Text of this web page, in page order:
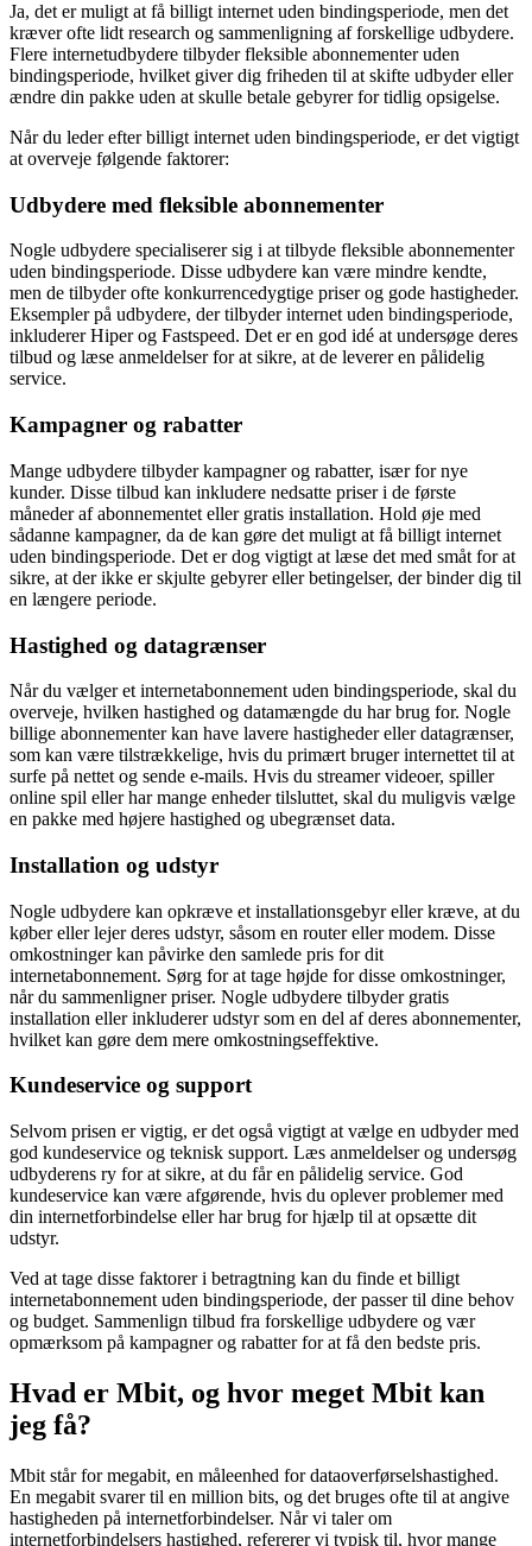
Ja, det er muligt at få billigt internet uden bindingsperiode, men det
kræver ofte lidt research og sammenligning af forskellige udbydere.
Flere internetudbydere tilbyder fleksible abonnementer uden
bindingsperiode, hvilket giver dig friheden til at skifte udbyder eller
ændre din pakke uden at skulle betale gebyrer for tidlig opsigelse.
Når du leder efter billigt internet uden bindingsperiode, er det vigtigt
at overveje følgende faktorer:
Udbydere med fleksible abonnementer
Nogle udbydere specialiserer sig i at tilbyde fleksible abonnementer
uden bindingsperiode. Disse udbydere kan være mindre kendte,
men de tilbyder ofte konkurrencedygtige priser og gode hastigheder.
Eksempler på udbydere, der tilbyder internet uden bindingsperiode,
inkluderer Hiper og Fastspeed. Det er en god idé at undersøge deres
tilbud og læse anmeldelser for at sikre, at de leverer en pålidelig
service.
Kampagner og rabatter
Mange udbydere tilbyder kampagner og rabatter, især for nye
kunder. Disse tilbud kan inkludere nedsatte priser i de første
måneder af abonnementet eller gratis installation. Hold øje med
sådanne kampagner, da de kan gøre det muligt at få billigt internet
uden bindingsperiode. Det er dog vigtigt at læse det med småt for at
sikre, at der ikke er skjulte gebyrer eller betingelser, der binder dig til
en længere periode.
Hastighed og datagrænser
Når du vælger et internetabonnement uden bindingsperiode, skal du
overveje, hvilken hastighed og datamængde du har brug for. Nogle
billige abonnementer kan have lavere hastigheder eller datagrænser,
som kan være tilstrækkelige, hvis du primært bruger internettet til at
surfe på nettet og sende e-mails. Hvis du streamer videoer, spiller
online spil eller har mange enheder tilsluttet, skal du muligvis vælge
en pakke med højere hastighed og ubegrænset data.
Installation og udstyr
Nogle udbydere kan opkræve et installationsgebyr eller kræve, at du
køber eller lejer deres udstyr, såsom en router eller modem. Disse
omkostninger kan påvirke den samlede pris for dit
internetabonnement. Sørg for at tage højde for disse omkostninger,
når du sammenligner priser. Nogle udbydere tilbyder gratis
installation eller inkluderer udstyr som en del af deres abonnementer,
hvilket kan gøre dem mere omkostningseffektive.
Kundeservice og support
Selvom prisen er vigtig, er det også vigtigt at vælge en udbyder med
god kundeservice og teknisk support. Læs anmeldelser og undersøg
udbyderens ry for at sikre, at du får en pålidelig service. God
kundeservice kan være afgørende, hvis du oplever problemer med
din internetforbindelse eller har brug for hjælp til at opsætte dit
udstyr.
Ved at tage disse faktorer i betragtning kan du finde et billigt
internetabonnement uden bindingsperiode, der passer til dine behov
og budget. Sammenlign tilbud fra forskellige udbydere og vær
opmærksom på kampagner og rabatter for at få den bedste pris.
Hvad er Mbit, og hvor meget Mbit kan
jeg få?
Mbit står for megabit, en måleenhed for dataoverførselshastighed.
En megabit svarer til en million bits, og det bruges ofte til at angive
hastigheden på internetforbindelser. Når vi taler om
internetforbindelsers hastighed, refererer vi typisk til, hvor mange